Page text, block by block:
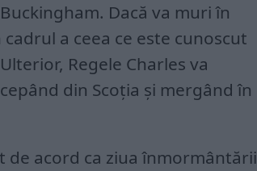
Dacă va muri în
a ceea ce este cunoscut
Regele Charles va
din Scoția și mergând în
de acord ca ziua înmormântării